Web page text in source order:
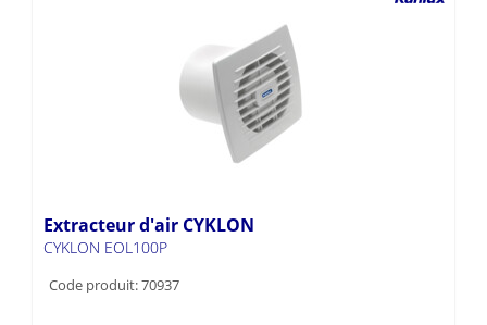
Extracteur d'air CYKLON
CYKLON EOL100P
Code produit: 70937